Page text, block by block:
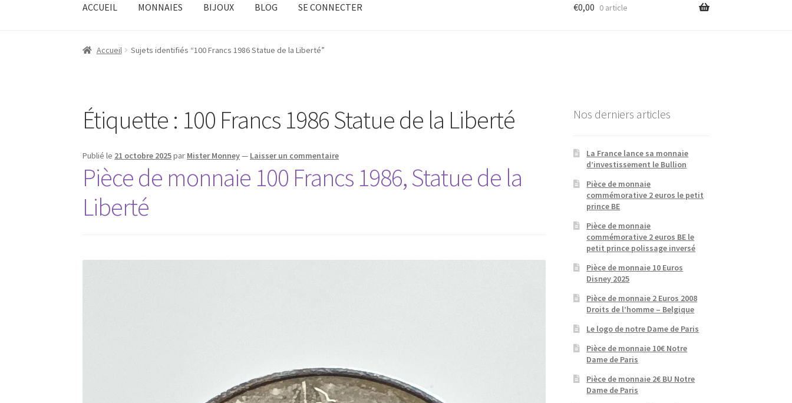
ACCUEIL MONNAIES BIJOUX BLOG SE CONNECTER €0,00 0 article
Accueil Sujets identifiés “100 Francs 1986 Statue de la Liberté”
Étiquette : 100 Francs 1986 Statue de la Liberté
Publié le 21 octobre 2025par Mister Monney— Laisser un commentaire
Pièce de monnaie 100 Francs 1986, Statue de la
Liberté
Nos derniers articles
La France lance sa monnaie
d’investissement le Bullion
Pièce de monnaie
commémorative 2 euros le petit
prince BE
Pièce de monnaie
commémorative 2 euros BE le
petit prince polissage inversé
Pièce de monnaie 10 Euros
Disney 2025
Pièce de monnaie 2 Euros 2008
Droits de l’homme – Belgique
Le logo de notre Dame de Paris
Pièce de monnaie 10€ Notre
Dame de Paris
Pièce de monnaie 2€ BU Notre
Dame de Paris